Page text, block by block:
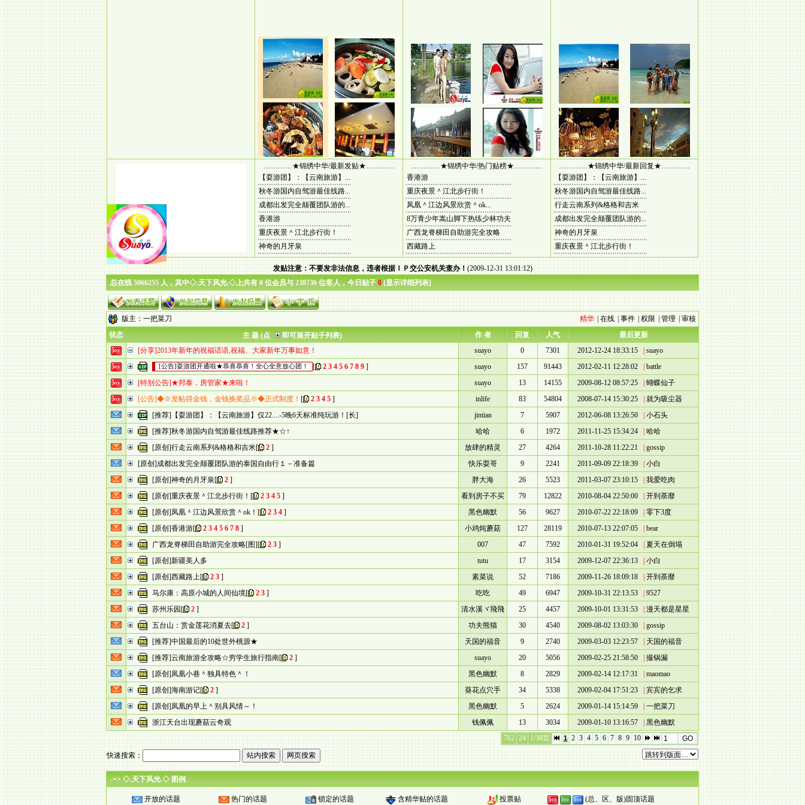
…………★锦绣中华/最新发贴★…………
【耍游团】：【云南旅游】...
秋冬游国内自驾游最佳线路...
成都出发完全颠覆团队游的...
香港游
重庆夜景＾江北步行街！
神奇的月牙泉
…………★锦绣中华/热门贴榜★…………
香港游
重庆夜景＾江北步行街！
凤凰＾江边风景欣赏＾ok...
8万青少年嵩山脚下热练少林功夫
广西龙脊梯田自助游完全攻略
西藏路上
…………★锦绣中华/最新回复★…………
【耍游团】：【云南旅游】...
秋冬游国内自驾游最佳线路...
行走云南系列&格格和吉米
成都出发完全颠覆团队游的...
神奇的月牙泉
重庆夜景＾江北步行街！
发贴注意：不要发非法信息，违者根据ＩＰ交公安机关查办！ (2009-12-31 13:01:12)
总在线 5066255 人，其中◇.天下风光.◇上共有 0 位会员与 238736 位客人，今日贴子0[显示详细列表]
精华 在线 事件 权限 管理 审核
版主： 一把菜刀
作 者
回复 人气 最后更新
状态 主 题 (点
即可展开贴子列表)
suayo
0 7301 2012-12-24 18:33:15 suayo
[分享]2013年新年的祝福话语,祝福、大家新年万事如意！
suayo
157 91443 2012-02-11 12:28:02 battle
[公告]耍游团开通啦★恭喜恭喜！全心全意放心团！ [ 2 3 4 5 6 7 8 9 ]
suayo
13 14155 2009-08-12 08:57:25 蝴蝶仙子
[特别公告]★邦泰．房管家★来啦！
inlife
83 54804 2008-07-14 15:30:25 就为吸尘器
[公告]◆※发帖得金钱，金钱换奖品※◆正式制度！ [ 2 3 4 5 ]
jintian
7 5907 2012-06-08 13:26:50 小石头
[推荐]【耍游团】：【云南旅游】仅22....-5晚6天标准纯玩游！[长]
哈哈
6 1972 2011-11-25 15:34:24 哈哈
[推荐]秋冬游国内自驾游最佳线路推荐★☆↑
放肆的精灵
27 4264 2011-10-28 11:22:21 gossip
[原创]行走云南系列&格格和吉米[ 2 ]
快乐耍哥
9 2241 2011-09-09 22:18:39 小白
[原创]成都出发完全颠覆团队游的泰国自由行１－准备篇
胖大海
26 5523 2011-03-07 23:10:15 我爱吃肉
[原创]神奇的月牙泉[ 2 ]
看到房子不买
79 12822 2010-08-04 22:50:00 开到荼靡
[原创]重庆夜景＾江北步行街！ [ 2 3 4 5 ]
黑色幽默
56 9627 2010-07-22 22:18:09 零下3度
[原创]凤凰＾江边风景欣赏＾ok！ [ 2 3 4 ]
小鸡炖蘑菇
127 28119 2010-07-13 22:07:05 bear
[原创]香港游[ 2 3 4 5 6 7 8 ]
007
47 7592 2010-01-31 19:52:04 夏天在倒塌
广西龙脊梯田自助游完全攻略[图][ 2 3 ]
tutu
17 3154 2009-12-07 22:36:13 小白
[原创]新疆美人多
素菜说
52 7186 2009-11-26 18:09:18 开到荼靡
[原创]西藏路上[ 2 3 ]
吃吃
49 6947 2009-10-31 22:13:53 9527
马尔康：高原小城的人间仙境[ 2 3 ]
清水溪ヾ飛飛
25 4457 2009-10-01 13:31:53 漫天都是星星
苏州乐园 [ 2 ]
功夫熊猫
30 4540 2009-08-02 13:03:30 gossip
五台山：赏金莲花消夏去[ 2 ]
天国的福音
9 2740 2009-03-03 12:23:57 天国的福音
[推荐]中国最后的10处世外桃源★
suayo
20 5056 2009-02-25 21:58:50 撮锅漏
[推荐]云南旅游全攻略☆穷学生旅行指南[ 2 ]
黑色幽默
8 2829 2009-02-14 12:17:31 maomao
[原创]凤凰小巷＾独具特色＾！
葵花点穴手
34 5338 2009-02-04 17:51:23 宾宾的乞求
[原创]海南游记[ 2 ]
黑色幽默
5 2624 2009-01-14 15:14:59 一把菜刀
[原创]凤凰的早上＾别具风情～！
钱佩佩
13 3034 2009-01-10 13:16:57 黑色幽默
浙江天台出现蘑菇云奇观
762 24 1/38页 1 2 3 4 5 6 7 8 9 10
快速搜索：
-=> ◇.天下风光.◇ 图例
开放的话题 热门的话题 锁定的话题 含精华贴的话题 投票贴 (总、区、版)固顶话题